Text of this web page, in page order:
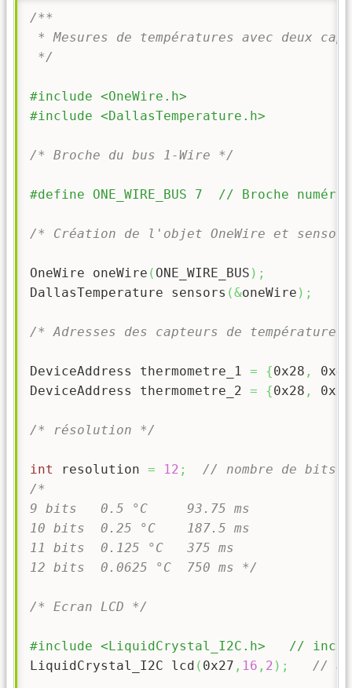
/**
* Mesures de températures avec deux
*/
#include <OneWire.h>
#include <DallasTemperature.h>
/* Broche du bus 1-Wire */
#define ONE_WIRE_BUS 7  // Broche
/* Création de l'objet OneWire et
OneWire oneWire ( ONE_WIRE_BUS ) ;
DallasTemperature sensors (&oneWire ) ;
/* Adresses des capteurs de température
DeviceAddress thermometre_1 = {0x28 ,
0x44
DeviceAddress thermometre_2 = {0x28 , 0xE1
/* résolution */
int resolution = 12 ;
// nombre de bits
/*
9 bits   0.5 °C     93.75 ms
10 bits  0.25 °C    187.5 ms
11 bits  0.125 °C   375 ms
12 bits  0.0625 °C  750 ms */
/* Ecran LCD */
#include <LiquidCrystal_I2C.h>   //
LiquidCrystal_I2C lcd ( 0x27 , 16 , 2 ) ; //